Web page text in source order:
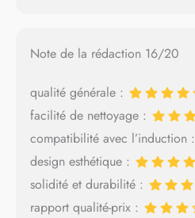
Note de la rédaction 16/20
qualité générale :
facilité de nettoyage :
compatibilité avec l’induction :
design esthétique :
solidité et durabilité :
rapport qualité-prix :